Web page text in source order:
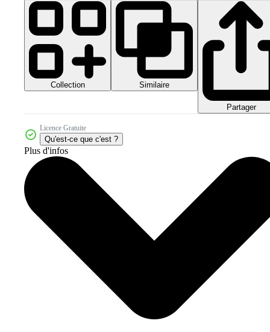
Collection Similaire
Partager
Licence Gratuite
Qu'est-ce que c'est ?
Plus d'infos